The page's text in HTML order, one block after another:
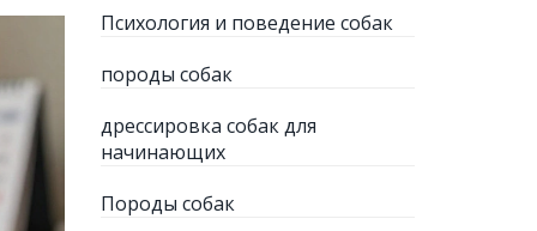
Психология и поведение собак
породы собак
дрессировка собак для
начинающих
Породы собак